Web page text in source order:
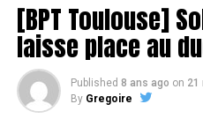
[BPT Toulouse]
laisse place au
Published 8 ans ago on 21
By Gregoire